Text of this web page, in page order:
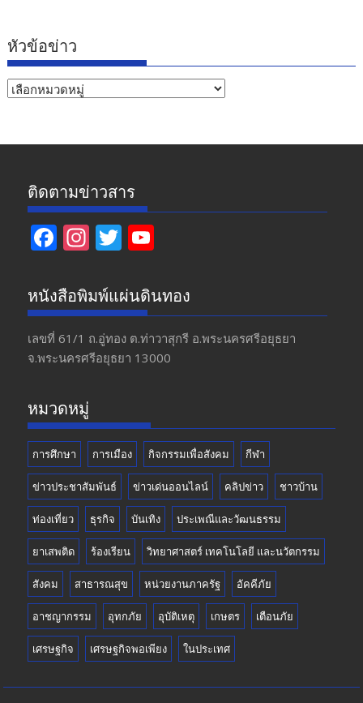
หัวข้อข่าว
หัวข้อ
ติดตามข่าวสาร
F
e
b
o
o
In
a
gr
a
m
T
itt
er
u
T
u
b
หนังสือพิมพ์แผ่นดินทอง
เลขที่ 61/1 ถ.อู่ทอง​ ต.​ท่าวาสุกรี​ อ.พระนครศรีอยุธยา​
จ.พระนครศรีอยุธยา 13000
หมวดหมู่
การศึกษา การเมือง กิจกรรมเพื่อสังคม กีฬา
ข่าวประชาสัมพันธ์ ข่าวเด่นออนไลน์ คลิปข่าว ชาวบ้าน
ท่องเที่ยว ธุรกิจ บันเทิง ประเพณีและวัฒนธรรม
ยาเสพติด ร้องเรียน วิทยาศาสตร์ เทคโนโลยี และนวัตกรรม
สังคม สาธารณสุข หน่วยงานภาครัฐ อัคคีภัย
อาชญากรรม อุทกภัย อุบัติเหตุ เกษตร เตือนภัย
เศรษฐกิจ เศรษฐกิจพอเพียง ในประเทศ